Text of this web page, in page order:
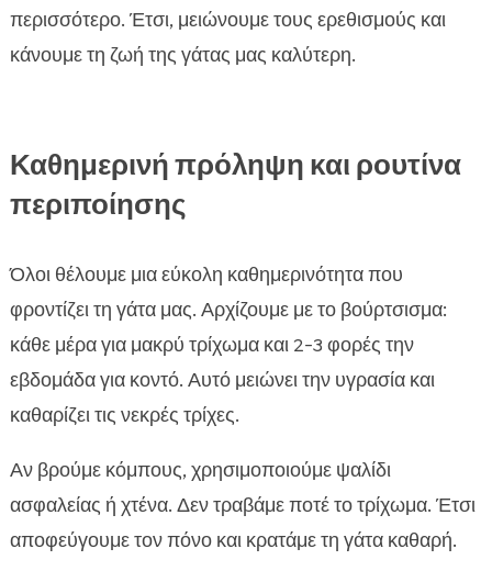
περισσότερο. Έτσι, μειώνουμε τους ερεθισμούς και
κάνουμε τη ζωή της γάτας μας καλύτερη.
Καθημερινή πρόληψη και ρουτίνα
περιποίησης
Όλοι θέλουμε μια εύκολη καθημερινότητα που
φροντίζει τη γάτα μας. Αρχίζουμε με το βούρτσισμα:
κάθε μέρα για μακρύ τρίχωμα και 2-3 φορές την
εβδομάδα για κοντό. Αυτό μειώνει την υγρασία και
καθαρίζει τις νεκρές τρίχες.
Αν βρούμε κόμπους, χρησιμοποιούμε ψαλίδι
ασφαλείας ή χτένα. Δεν τραβάμε ποτέ το τρίχωμα. Έτσι
αποφεύγουμε τον πόνο και κρατάμε τη γάτα καθαρή.